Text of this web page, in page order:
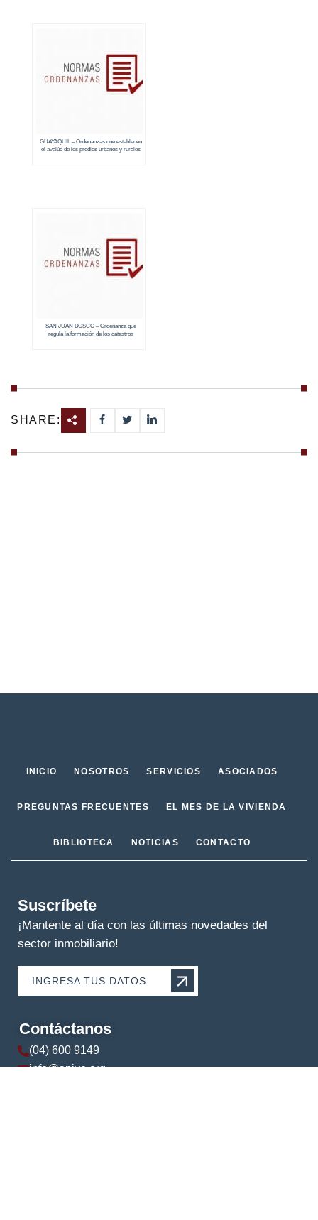
GUAYAQUIL – Ordenanzas que establecen
el avalúo de los predios urbanos y rurales
SAN JUAN BOSCO – Ordenanza que
regula la formación de los catastros
SHARE:
INICIO NOSOTROS SERVICIOS ASOCIADOS
PREGUNTAS FRECUENTES EL MES DE LA VIVIENDA
BIBLIOTECA NOTICIAS CONTACTO
Suscríbete
¡Mantente al día con las últimas novedades del
sector inmobiliario!
INGRESA TUS DATOS
Contáctanos
(04) 600 9149
info@apive.org